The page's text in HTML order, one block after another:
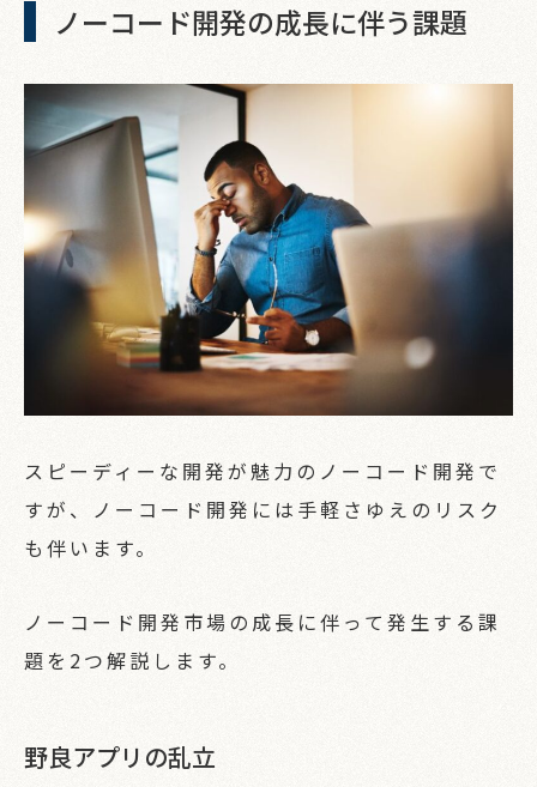
ノーコード開発の成長に伴う課題
スピーディーな開発が魅力のノーコード開発で
すが、ノーコード開発には手軽さゆえのリスク
も伴います。
ノーコード開発市場の成長に伴って発生する課
題を2つ解説します。
野良アプリの乱立